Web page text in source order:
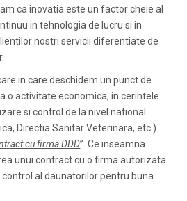
ca inovatia este un factor cheie al
in tehnologia de lucru si in
nostri servicii diferentiate de
in care deschidem un punct de
o activitate economica, in cerintele
si control de la nivel national
Directia Sanitar Veterinara, etc.)
cu firma DDD”. Ce inseamna
unui contract cu o firma autorizata
al daunatorilor pentru buna